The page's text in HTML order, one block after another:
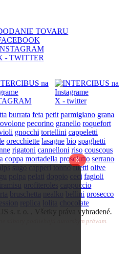
TOVARU
- TWITTER
X - twitter
burrata feta petit parmigiano grana
pecorino granello roquefort
gnocchi tortellini cappeletti
orecchiette lasagne bio spaghetti
rigatoni cannelloni riso couscous
coppa mortadella prosciutto serrano
sugo capperi tonno filetti olive
polpa pelati doppio ceci fagioli
profiteroles cappuccio
bruschetta nealko bellini prosecco
replica lolita chocolate
s. r. o. , Všetky práva vyhradené.
súbory podliehajú autorským právam.
X